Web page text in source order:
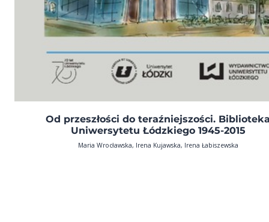
Od przeszłości do teraźniejszości.
Uniwersytetu Łódzkiego 1945-2015
Maria Wrocławska, Irena Kujawska, Irena Łabiszewska